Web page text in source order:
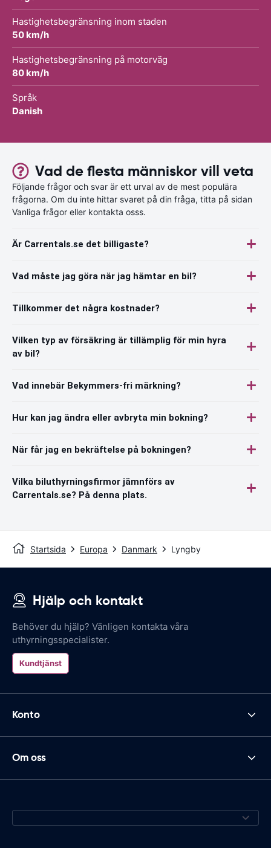
Hastighetsbegränsning inom staden
50 km/h
Hastighetsbegränsning på motorväg
80 km/h
Språk
Danish
Vad de flesta människor vill veta
Följande frågor och svar är ett urval av de mest populära
frågorna. Om du inte hittar svaret på din fråga, titta på sidan
Vanliga frågor eller kontakta osss.
Är Carrentals.se det billigaste?
Vad måste jag göra när jag hämtar en bil?
Tillkommer det några kostnader?
Vilken typ av försäkring är tillämplig för min hyra
av bil?
Vad innebär Bekymmers-fri märkning?
Hur kan jag ändra eller avbryta min bokning?
När får jag en bekräftelse på bokningen?
Vilka biluthyrningsfirmor jämnförs av
Carrentals.se? På denna plats.
Startsida Europa Danmark Lyngby
Hjälp och kontakt
Behöver du hjälp? Vänligen kontakta våra
uthyrningsspecialister.
Kundtjänst
Konto
Om oss